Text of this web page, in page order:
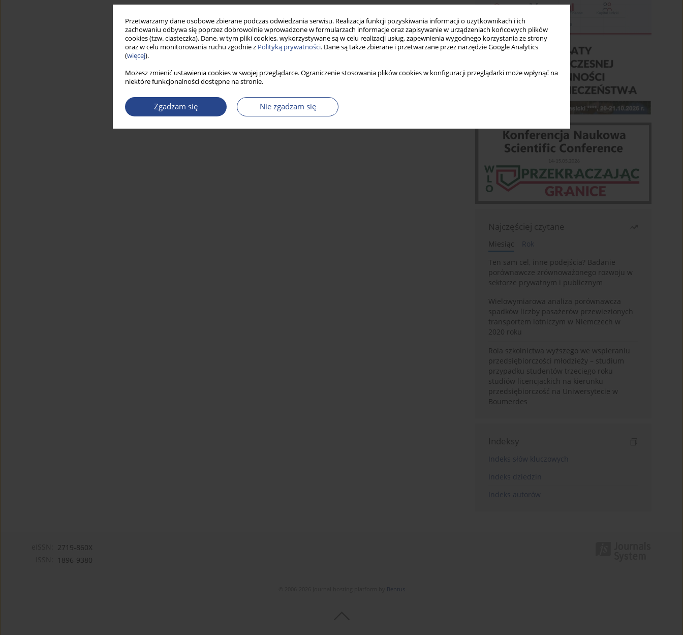
Przetwarzamy dane osobowe zbierane podczas odwiedzania serwisu. Realizacja funkcji pozyskiwania informacji o użytkownikach i ich
zachowaniu odbywa się poprzez dobrowolnie wprowadzone w formularzach informacje oraz zapisywanie w urządzeniach końcowych plików
cookies (tzw. ciasteczka). Dane, w tym pliki cookies, wykorzystywane są w celu realizacji usług, zapewnienia wygodnego korzystania ze strony
oraz w celu monitorowania ruchu zgodnie z Polityką prywatności. Dane są także zbierane i przetwarzane przez narzędzie Google Analytics
(więcej).
Możesz zmienić ustawienia cookies w swojej przeglądarce. Ograniczenie stosowania plików cookies w konfiguracji przeglądarki może wpłynąć na
niektóre funkcjonalności dostępne na stronie.
Zgadzam się Nie zgadzam się
Najczęściej czytane
Miesiąc
Rok
Ten sam cel, inne podejścia? Badanie
porównawcze zrównoważonego rozwoju w
sektorze prywatnym i publicznym
Wielowymiarowa analiza porównawcza
spadków liczby pasażerów przewiezionych
transportem lotniczym w Niemczech w
2020 roku
Rola szkolnictwa wyższego we wspieraniu
przedsiębiorczości młodzieży – studium
przypadku studentów trzeciego roku
studiów licencjackich na kierunku
przedsiębiorczość na Uniwersytecie w
Boumerdes
Indeksy
Indeks słów kluczowych
Indeks dziedzin
Indeks autorów
2719-860X
1896-9380
Bentus